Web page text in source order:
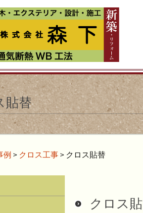
貼替
例 > クロス工事 > クロス貼替
クロス